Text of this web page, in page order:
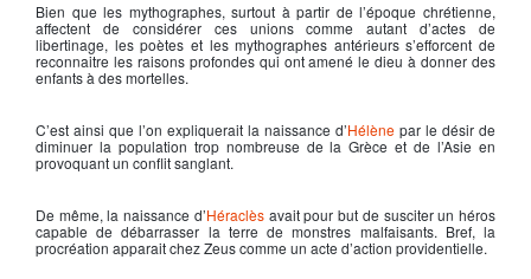
Bien que les mythographes, surtout à partir de l’époque chrétienne,
affectent de considérer ces unions comme autant d’actes de
libertinage, les poètes et les mythographes antérieurs s’efforcent de
reconnaitre les raisons profondes qui ont amené le dieu à donner des
enfants à des mortelles.
C’est ainsi que l’on expliquerait la naissance d’Hélène par le désir de
diminuer la population trop nombreuse de la Grèce et de l’Asie en
provoquant un conflit sanglant.
De même, la naissance d’Héraclèsavait pour but de susciter un héros
capable de débarrasser la terre de monstres malfaisants. Bref, la
procréation apparait chezZeuscomme un acte d’action providentielle.